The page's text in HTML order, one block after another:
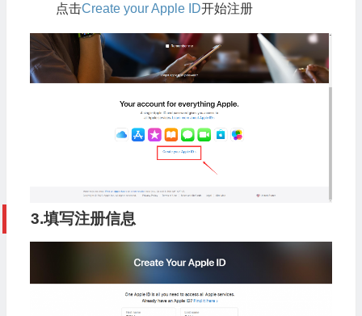
点击Create your Apple ID开始注册
3.填写注册信息